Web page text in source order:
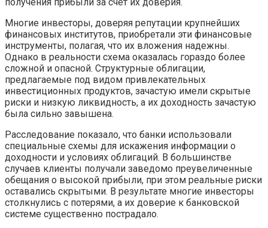
Многие инвесторы, доверяя репутации крупнейших
финансовых институтов, приобретали эти финансовые
инструменты, полагая, что их вложения надежны.
Однако в реальности схема оказалась гораздо более
сложной и опасной. Структурные облигации,
предлагаемые под видом привлекательных
инвестиционных продуктов, зачастую имели скрытые
риски и низкую ликвидность, а их доходность зачастую
была сильно завышена.
Расследование показало, что банки использовали
специальные схемы для искажения информации о
доходности и условиях облигаций. В большинстве
случаев клиенты получали заведомо преувеличенные
обещания о высокой прибыли, при этом реальные риски
оставались скрытыми. В результате многие инвесторы
столкнулись с потерями, а их доверие к банковской
системе существенно пострадало.